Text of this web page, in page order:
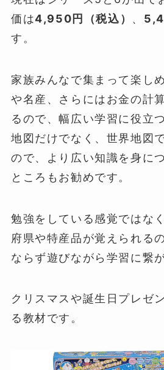
価は4,950円（税込） 、
す。
家族みんなで集まって楽し
や名産、さらにはお金の計
るので、幅広い学習に役立
地図だけでなく、世界地図
ので、より広い知識を身に
ところもお勧めです。
勉強をしている感覚ではな
府県や特産品が覚えられる
ならず遊びながら学習に繋
クリスマスや誕生日プレゼ
る教材です。